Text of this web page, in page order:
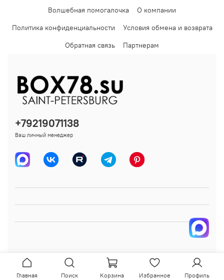
Волшебная помогалочка
О компании
Политика конфиденциальности
Условия обмена и возврата
Обратная связь
Партнерам
+79219071138
Ваш личный менеджер
Главная Поиск Корзина Избранное Профиль